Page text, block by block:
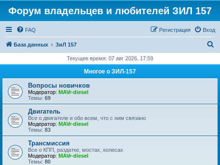
Форум владельцев и любителей ЗИЛ 157
FAQ Вход
Регистрация
База данных ЗиЛ 157
с
Текущее время: 07 авг 2026, 17:59
Многое о ЗИЛ-157
Вопросы новичков
Модератор: MAVr-diesel
Темы: 69
Двигатель
Все о двигателе и обо всем, что с ним связано
Модератор: MAVr-diesel
Темы: 83
Трансмиссия
Все о КПП, раздатке, мостах, колесах
Модератор: MAVr-diesel
Темы: 80